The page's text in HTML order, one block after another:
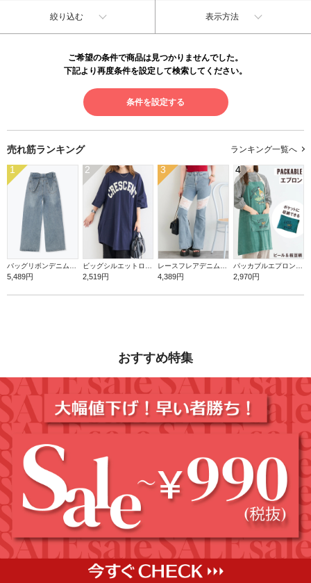
絞り込む 表示方法
ご希望の条件で商品は見つかりませんでした。
下記より再度条件を設定して検索してください。
条件を設定する
売れ筋ランキング ランキング一覧へ
1
5,489円
2
2,519円
3
4,389円
4
2,970円
おすすめ特集